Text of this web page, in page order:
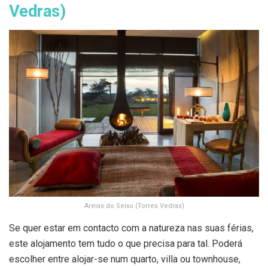
Vedras)
Areias do Seixo (Torres Vedras)
Se quer estar em contacto com a natureza nas suas férias,
este alojamento tem tudo o que precisa para tal. Poderá
escolher entre alojar-se num quarto, villa ou townhouse,